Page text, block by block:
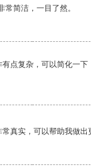
常简洁，一目了然。
点复杂，可以简化一
真实，可以帮助我做出